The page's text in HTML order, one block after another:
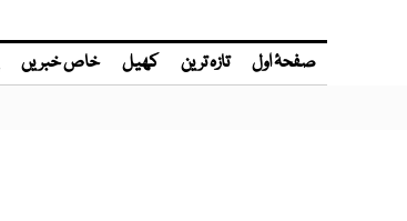
صفحۂ اول تازہ ترین کھیل خاص خبریں